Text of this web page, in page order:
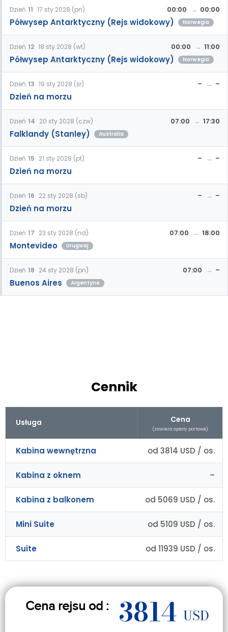
Dzień 11 17 sty 2028 (pn)
Półwysep Antarktyczny (Rejs widokowy) Norwegia
00:00 00:00
Dzień 12 18 sty 2028 (wt)
Półwysep Antarktyczny (Rejs widokowy) Norwegia
00:00 11:00
Dzień 13 19 sty 2028 (śr)
Dzień na morzu
– –
Dzień 14 20 sty 2028 (czw)
Falklandy (Stanley) Australia
07:00 17:30
Dzień 15 21 sty 2028 (pt)
Dzień na morzu
– –
Dzień 16 22 sty 2028 (sb)
Dzień na morzu
– –
Dzień 17 23 sty 2028 (nd)
Montevideo Urugwaj
07:00 18:00
Dzień 18 24 sty 2028 (pn)
Buenos Aires Argentyna
07:00 –
Cennik
Usługa Cena
(zawiera opłaty portowe)
Kabina wewnętrzna od 3814 USD / os.
Kabina z oknem –
Kabina z balkonem od 5069 USD / os.
Mini Suite od 5109 USD / os.
Suite od 11939 USD / os.
Cena rejsu od : 3814 USD